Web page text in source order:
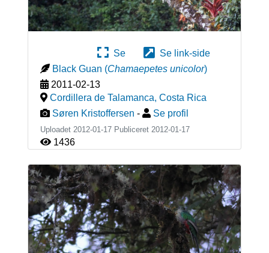
Se
Se link-side
Black Guan (Chamaepetes unicolor)
2011-02-13
Cordillera de Talamanca, Costa Rica
Søren Kristoffersen - Se profil
Uploadet 2012-01-17 Publiceret 2012-01-17
1436